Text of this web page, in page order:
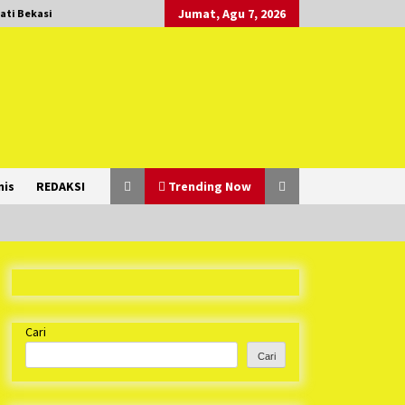
Bekasi Jumat, Agu 7, 2026
REDAKSI Trending Now
Tak Dapat Fasilitas yang Sesuai,
Para Peserta Retret Aparatur Desa
Sebelum Waktunya
Indonesia Gilang Bayu Nugraha,
S.H, Ucapkan Terimakasih Atas
Cari
Cari